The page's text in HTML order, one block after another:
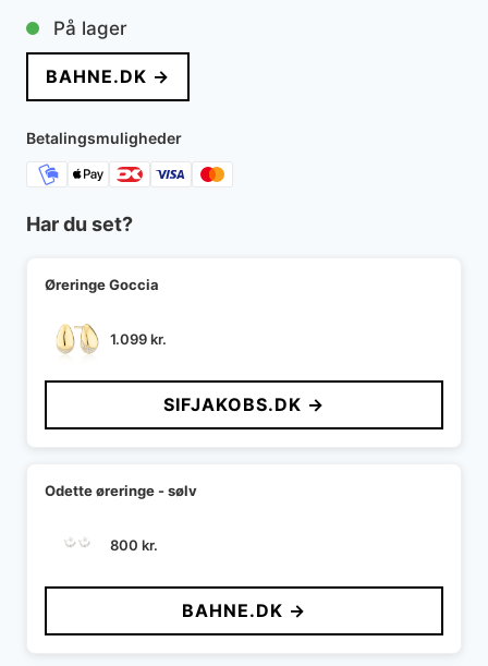
På lager
BAHNE.DK →
Betalingsmuligheder
Har du set?
Øreringe Goccia
1.099kr.
SIFJAKOBS.DK →
Odette øreringe - sølv
800 kr.
BAHNE.DK →